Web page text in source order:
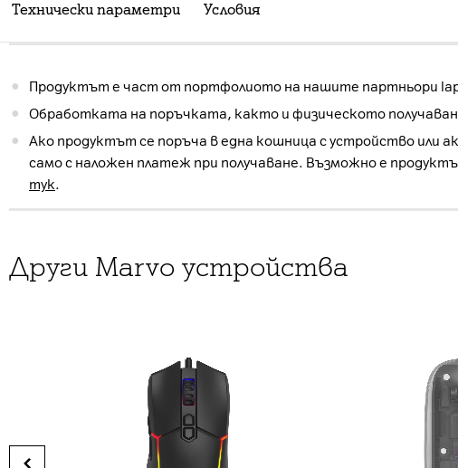
Технически параметри Условия
Продуктът е част от портфолиото на нашите партньори
Обработката на поръчката, както и физическото
Ако продуктът се поръча в една кошница с устройство или
само с наложен платеж при получаване. Възможно е
тук.
Други Marvo устройства